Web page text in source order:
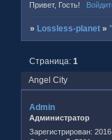
Привет, Гость!
» Lossless-planet »
Angel City
Страница:1
Admin
Администратор
Зарегистрирован: